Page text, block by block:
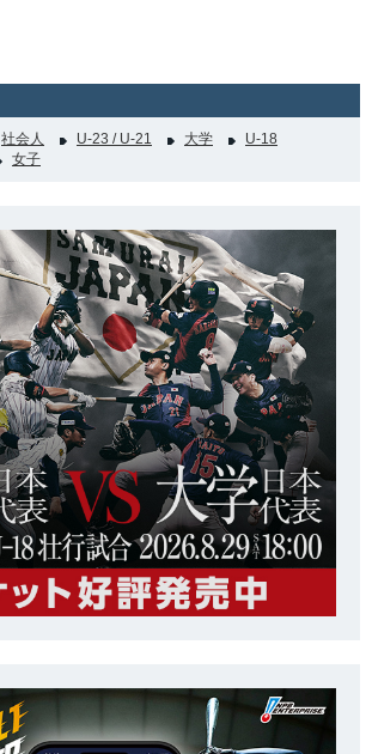
社会人 U-23 / U-21 大学
U-18
女子